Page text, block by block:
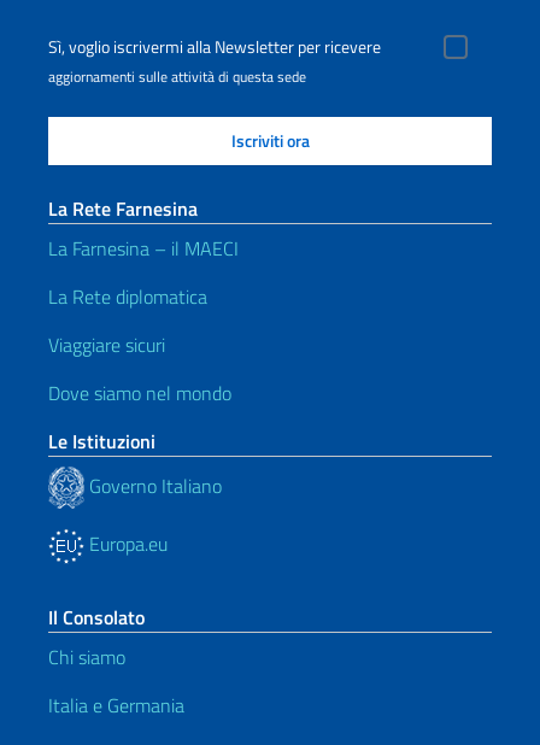
Sì, voglio iscrivermi alla Newsletter per ricevere
aggiornamenti sulle attività di questa sede
La Rete Farnesina
La Farnesina – il MAECI
La Rete diplomatica
Viaggiare sicuri
Dove siamo nel mondo
Le Istituzioni
Governo Italiano
Europa.eu
Il Consolato
Chi siamo
Italia e Germania